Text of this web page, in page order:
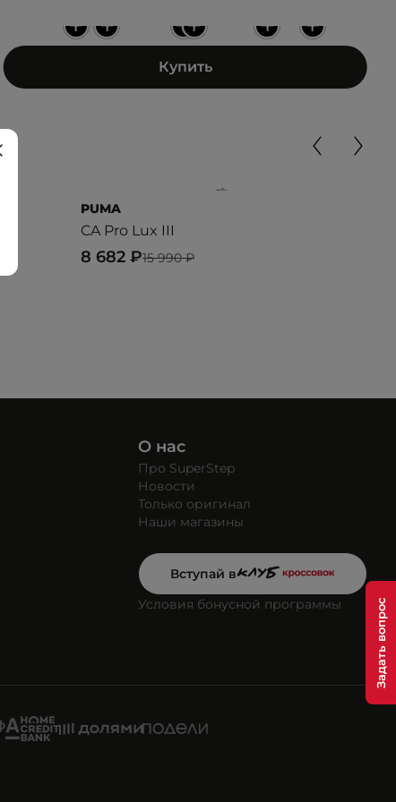
+
+
+ + +
+
Купить
PUMA
CA Pro Lux III
15 990 ₽
8 682 ₽
О нас
Про SuperStep
Новости
Только оригинал
Наши магазины
Вступай в
Условия бонусной программы